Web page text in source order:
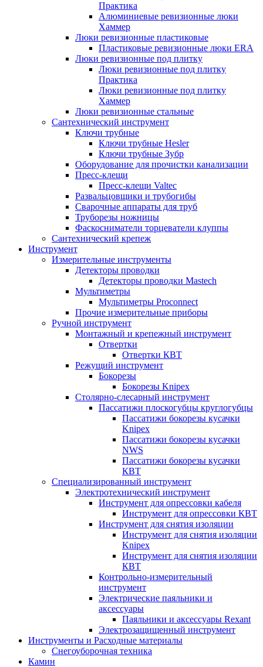
Практика
Алюминиевые ревизионные люки
Хаммер
Люки ревизионные пластиковые
Пластиковые ревизионные люки ERA
Люки ревизионные под плитку
Люки ревизионные под плитку
Практика
Люки ревизионные под плитку
Хаммер
Люки ревизионные стальные
Сантехнический инструмент
Ключи трубные
Ключи трубные Hesler
Ключи трубные Зубр
Оборудование для прочистки канализации
Пресс-клещи
Пресс-клещи Valtec
Развальцовщики и трубогибы
Сварочные аппараты для труб
Труборезы ножницы
Фаскосниматели торцеватели клуппы
Сантехнический крепеж
Инструмент
Измерительные инструменты
Детекторы проводки
Детекторы проводки Mastech
Мультиметры
Мультиметры Proconnect
Прочие измерительные приборы
Ручной инструмент
Монтажный и крепежный инструмент
Отвертки
Отвертки КВТ
Режущий инструмент
Бокорезы
Бокорезы Knipex
Столярно-слесарный инструмент
Пассатижи плоскогубцы круглогубцы
Пассатижи бокорезы кусачки
Knipex
Пассатижи бокорезы кусачки
NWS
Пассатижи бокорезы кусачки
КВТ
Специализированный инструмент
Электротехнический инструмент
Инструмент для опрессовки кабеля
Инструмент для опрессовки КВТ
Инструмент для снятия изоляции
Инструмент для снятия изоляции
Knipex
Инструмент для снятия изоляции
КВТ
Контрольно-измерительный
инструмент
Электрические паяльники и
аксессуары
Паяльники и аксессуары Rexant
Электрозащищенный инструмент
Инструменты и Расходные материалы
Снегоуборочная техника
Камин